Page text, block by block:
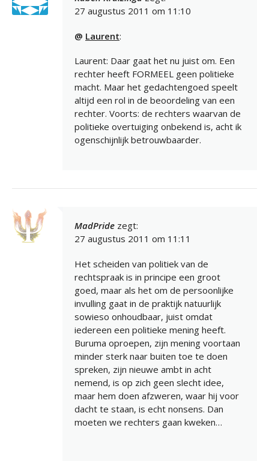
27 augustus 2011 om 11:10
@ Laurent:
Laurent: Daar gaat het nu juist om. Een
rechter heeft FORMEEL geen politieke
macht. Maar het gedachtengoed speelt
altijd een rol in de beoordeling van een
rechter. Voorts: de rechters waarvan de
politieke overtuiging onbekend is, acht ik
ogenschijnlijk betrouwbaarder.
MadPride zegt:
27 augustus 2011 om 11:11
Het scheiden van politiek van de
rechtspraak is in principe een groot
goed, maar als het om de persoonlijke
invulling gaat in de praktijk natuurlijk
sowieso onhoudbaar, juist omdat
iedereen een politieke mening heeft.
Buruma oproepen, zijn mening voortaan
minder sterk naar buiten toe te doen
spreken, zijn nieuwe ambt in acht
nemend, is op zich geen slecht idee,
maar hem doen afzweren, waar hij voor
dacht te staan, is echt nonsens. Dan
moeten we rechters gaan kweken…